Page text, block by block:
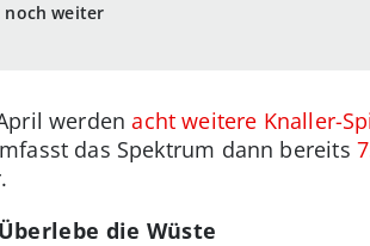
noch weiter
werdenacht weitere Knaller-
das Spektrum dann bereits
die Wüste